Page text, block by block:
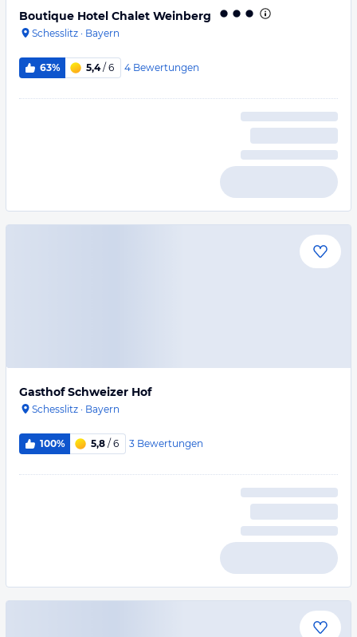
Boutique Hotel Chalet Weinberg
Schesslitz · Bayern
63% 5,4/ 6 4 Bewertungen
Gasthof Schweizer Hof
Schesslitz · Bayern
100% 5,8 / 6 3 Bewertungen